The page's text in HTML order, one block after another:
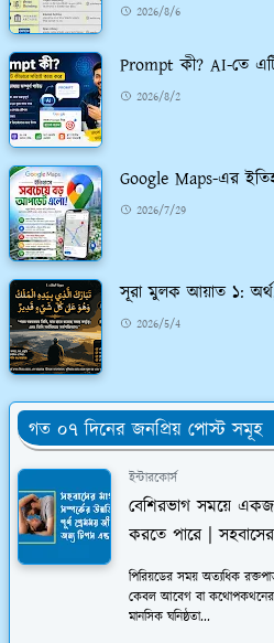
2026/8/6
Prompt কী? AI-তে
2026/8/2
Google Maps-এর
2026/7/29
সূরা মুলক আয়াত ১:
2026/5/4
গত ০৭ দিনের জনপ্রিয় পোস্ট সমূহ
ইন্টারকোর্স
বেশিরভাগ সময়ে
করতে পারে |
পিরিয়ডের সময় অত্যধিক
কেবল আবেগ বা কথোপকথনের
মানসিক ঘনিষ্ঠতা...